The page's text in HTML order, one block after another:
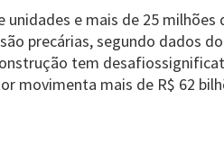
e mais de 25 milhões
precárias, segundo dados do
tem
movimenta mais de R$ 62